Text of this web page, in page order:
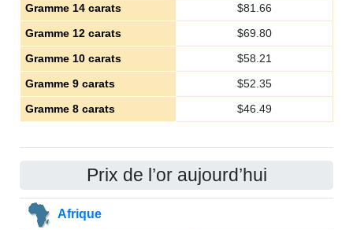
Gramme 14 carats
$81.66
Gramme 12 carats
$69.80
Gramme 10 carats
$58.21
Gramme 9 carats
$52.35
Gramme 8 carats
$46.49
Prix de l’or aujourd’hui
Afrique